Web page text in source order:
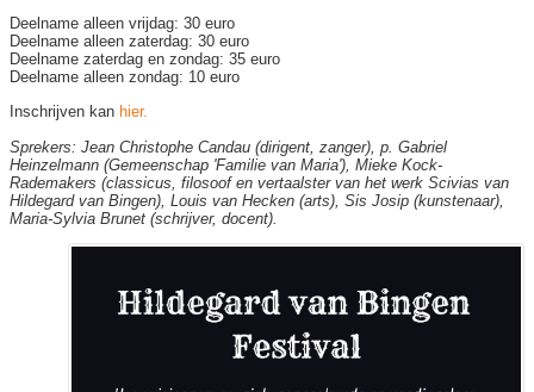
Deelname alleen vrijdag: 30 euro
Deelname alleen zaterdag: 30 euro
Deelname zaterdag en zondag: 35 euro
Deelname alleen zondag: 10 euro
Inschrijven kan hier.
Sprekers: Jean Christophe Candau (dirigent, zanger), p. Gabriel
Heinzelmann (Gemeenschap 'Familie van Maria'), Mieke Kock-
Rademakers (classicus, filosoof en vertaalster van het werk Scivias van
Hildegard van Bingen), Louis van Hecken (arts), Sis Josip (kunstenaar),
Maria-Sylvia Brunet (schrijver, docent).